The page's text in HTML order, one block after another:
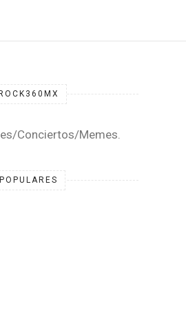
ROCK360MX
Conciertos/Memes.
POPULARES